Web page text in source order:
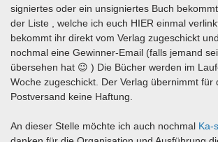
signiertes oder ein unsigniertes Buch
der Liste , welche ich euch HIER einmal
bekommt ihr direkt vom Verlag zugeschickt
nochmal eine Gewinner-Email (falls jemand
übersehen hat 😉 ) Die Bücher werden im
Woche zugeschickt. Der Verlag übernimmt für
Postversand keine Haftung.
An dieser Stelle möchte ich auch nochmal Ka-